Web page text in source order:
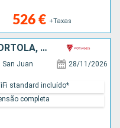
526 € +Taxas
PORTO RICO, SÃO TOMÁS, TORTOLA, ANTÍGUA E BARBUDA, SÃO MARTINHO
San Juan 28/11/2026
standard incluído*
completa